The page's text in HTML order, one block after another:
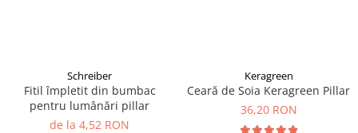
Schreiber
Fitil împletit din bumbac
pentru lumânări pillar
de la 4,52 RON
Keragreen
Ceară de Soia Keragreen Pillar
36,20 RON